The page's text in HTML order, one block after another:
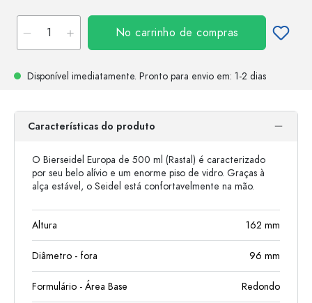
No carrinho de compras
Disponível imediatamente. Pronto para envio em: 1-2 dias
Características do produto
O Bierseidel Europa de 500 ml (Rastal) é caracterizado
por seu belo alívio e um enorme piso de vidro. Graças à
alça estável, o Seidel está confortavelmente na mão.
Altura 162 mm
Diâmetro - fora 96 mm
Formulário - Área Base Redondo